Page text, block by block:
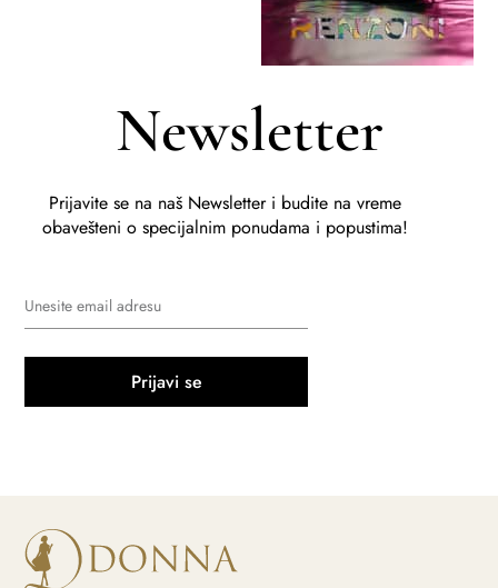
Newsletter
Prijavite se na naš Newsletter i budite na vreme
obavešteni o specijalnim ponudama i popustima!
Prijavi se